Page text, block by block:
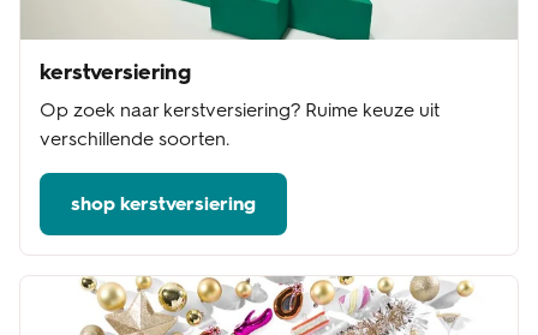
kerstversiering
Op zoek naar kerstversiering? Ruime keuze uit
verschillende soorten.
shop kerstversiering